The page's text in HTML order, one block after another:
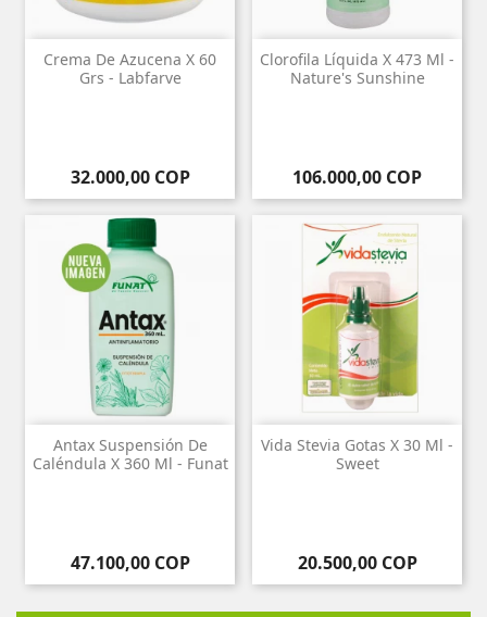
Crema De Azucena X 60
Grs - Labfarve
Precio
32.000,00 COP
Clorofila Líquida X 473 Ml -
Nature's Sunshine
Precio
106.000,00 COP
Antax Suspensión De
Caléndula X 360 Ml - Funat
Precio
47.100,00 COP
Vida Stevia Gotas X 30 Ml -
Sweet
Precio
20.500,00 COP